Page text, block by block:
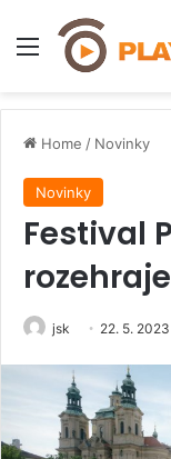
Menu
Home / Novinky
Novinky
Festival
jsk 22. 5. 2023